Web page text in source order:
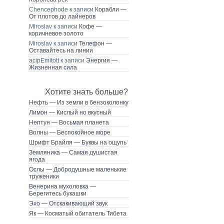
Chencephode к записи Корабли —
От плотов до лайнеров
Miroslav к записи Кофе —
коричневое золото
Miroslav к записи Телефон —
Оставайтесь на линии
acipEmitott к записи Энергия —
Жизненная сила
Хотите знать больше?
Нефть — Из земли в бензоколонку
Лимон — Кислый но вкусный
Нептун — Восьмая планета
Волны — Беспокойное море
Шрифт Брайля — Буквы на ощупь
Земляника — Самая душистая
ягода
Ослы — Добродушные маленькие
труженики
Венерина мухоловка —
Берегитесь букашки
Эхо — Отскакивающий звук
Як — Косматый обитатель Тибета